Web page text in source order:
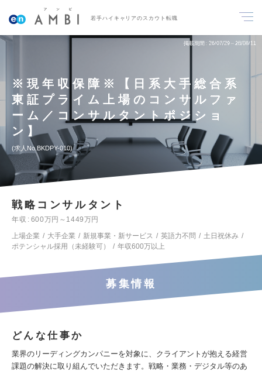
若手ハイキャリアのスカウト転職
掲載期間 26/07/29～26/08/11
※現年収保障※【日系大手総合系
東証プライム上場のコンサルファ
ーム／コンサルタントポジショ
ン】
求人No.BKDPY-010
戦略コンサルタント
年収
600万円～1449万円
上場企業
大手企業 新規事業・新サービス 英語力不問
土日祝休み
ポテンシャル採用（未経験可）
年収600万以上
募集情報
どんな仕事か
業界のリーディングカンパニーを対象に、クライアントが抱える経営
課題の解決に取り組んでいただきます。戦略・業務・デジタル等のあ